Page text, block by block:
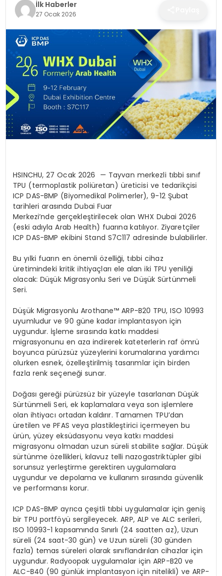
İlk Haberler
27 Ocak 2026
HSINCHU, 27 Ocak 2026 — Tayvan merkezli tıbbi sınıf
TPU (termoplastik poliüretan) üreticisi ve tedarikçisi
ICP DAS-BMP (Biyomedikal Polimerler),9-12 Şubat
tarihleri arasında Dubai Fuar
Merkezi’nde gerçekleştirilecek olanWHX Dubai 2026
(eski adıylaArab Health) fuarına katılıyor. Ziyaretçiler
ICP DAS-BMP ekibiniStand S7C117 adresinde bulabilirler.
Bu yılki fuarın en önemli özelliği, tıbbi cihaz
üretimindeki kritik ihtiyaçları ele alan iki TPU yeniliği
olacak: Düşük Migrasyonlu Seri ve Düşük Sürtünmeli
Seri.
Düşük Migrasyonlu Arothane™ ARP-B20 TPU, ISO 10993
uyumludur ve 90 güne kadar implantasyon için
uygundur. İşleme sırasında katkı maddesi
migrasyonunu en aza indirerek kateterlerin raf ömrü
boyunca pürüzsüz yüzeylerini korumalarına yardımcı
olurken esnek, özelleştirilmiş tasarımlar için birden
fazla renk seçeneği sunar.
Doğası gereği pürüzsüz bir yüzeyle tasarlanan Düşük
Sürtünmeli Seri, ek kaplamalara veya son işlemlere
olan ihtiyacı ortadan kaldırır. Tamamen TPU’dan
üretilen ve PFAS veya plastikleştirici içermeyen bu
ürün, yüzey eksüdasyonu veya katkı maddesi
migrasyonu olmadan uzun süreli stabilite sağlar. Düşük
sürtünme özellikleri, kılavuz telli nazogastriktüpler gibi
sorunsuz yerleştirme gerektiren uygulamalara
uygundur ve depolama ve kullanım sırasında güvenlik
ve performansı korur.
ICP DAS-BMP ayrıca çeşitli tıbbi uygulamalar için geniş
bir TPU portföyü sergileyecek. ARP, ALP ve ALC serileri,
ISO 10993-1 kapsamında Sınırlı (24 saatten az), Uzun
süreli (24 saat-30 gün) ve Uzun süreli (30 günden
fazla) temas süreleri olarak sınıflandırılan cihazlar için
uygundur. Radyoopak uygulamalar için ARP-B20 ve
ALC-B40 (90 günlük implantasyon için nitelikli) ve ARP-